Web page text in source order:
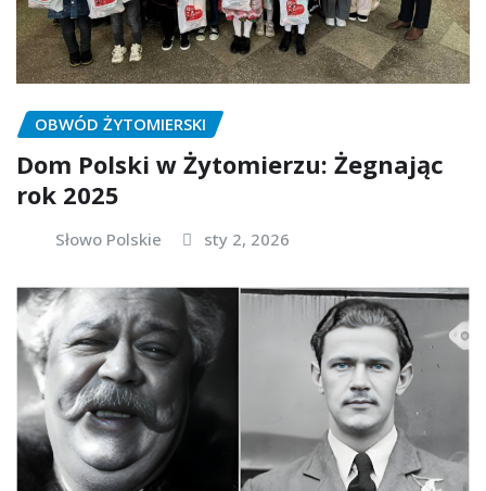
OBWÓD ŻYTOMIERSKI
Dom Polski w Żytomierzu: Żegnając
rok 2025
Słowo Polskie sty 2, 2026